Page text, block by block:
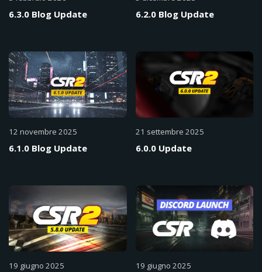
6.3.0 Blog Update 6.2.0 Blog Update
12 novembre 2025
6.1.0 Blog Update
21 settembre 2025
6.0.0 Update
19 giugno 2025 19 giugno 2025